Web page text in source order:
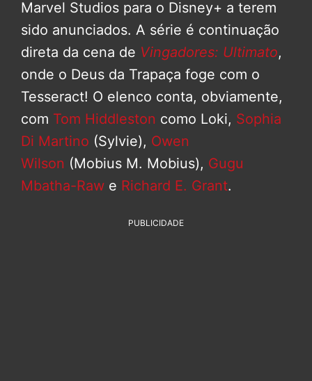
Marvel Studios para o Disney+ a terem
sido anunciados. A série é continuação
direta da cena de Vingadores: Ultimato,
onde o Deus da Trapaça foge com o
Tesseract! O elenco conta, obviamente,
com Tom Hiddleston como Loki, Sophia
Di Martino (Sylvie), Owen
Wilson (Mobius M. Mobius), Gugu
Mbatha-Raw e Richard E. Grant.
PUBLICIDADE